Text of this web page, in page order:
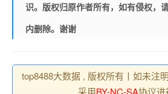
识。版权归原作者所有，如有侵权，
内删除。谢谢
top8488大数据 , 版权所有丨如未注